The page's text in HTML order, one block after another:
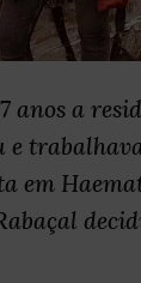
anos a
e
em